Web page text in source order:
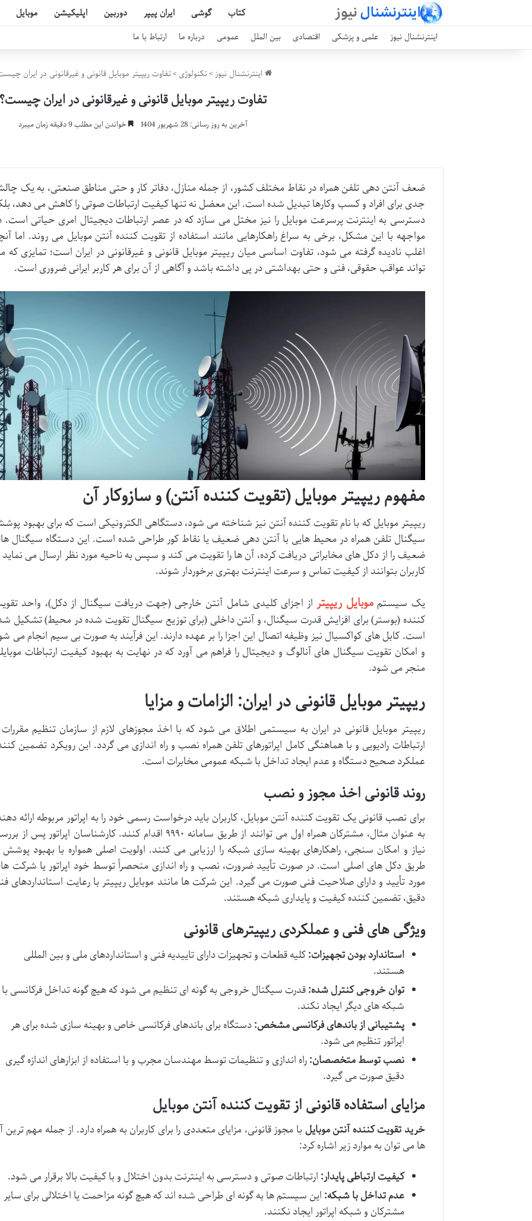
کتاب گوشی ایران پیپر دوربین اپلیکیشن موبایل
اینترنشنال نیوز علمی و پزشکی اقتصادی بین الملل عمومی درباره ما ارتباط با ما
اینترنشنال نیوز>تکنولوژی>تفاوت ریپیتر موبایل قانونی و غیرقانونی در ایران
تفاوت ریپیتر موبایل قانونی و غیرقانونی در ایران
آخرین به روز رسانی: 28 شهریور 1404 خواندن این مطلب 9 دقیقه زمان میبرد
ضعف آنتن دهی تلفن همراه در نقاط مختلف کشور، از جمله منازل، دفاتر کار و حتی مناطق صنعتی، به یک
جدی برای افراد و کسب وکارها تبدیل شده است. این معضل نه تنها کیفیت ارتباطات صوتی را کاهش می دهد،
دسترسی به اینترنت پرسرعت موبایل را نیز مختل می سازد که در عصر ارتباطات دیجیتال امری حیاتی است.
مواجهه با این مشکل، برخی به سراغ راهکارهایی مانند استفاده از تقویت کننده آنتن موبایل می روند. اما
اغلب نادیده گرفته می شود، تفاوت اساسی میان ریپیتر موبایل قانونی و غیرقانونی در ایران است؛ تمایزی که
تواند عواقب حقوقی، فنی و حتی بهداشتی در پی داشته باشد و آگاهی از آن برای هر کاربر ایرانی ضروری است.
مفهوم ریپیتر موبایل (تقویت کننده آنتن) و سازوکار آن
ریپیتر موبایل که با نام تقویت کننده آنتن نیز شناخته می شود، دستگاهی الکترونیکی است که برای بهبود
سیگنال تلفن همراه در محیط هایی با آنتن دهی ضعیف یا نقاط کور طراحی شده است. این دستگاه سیگنال
ضعیف را از دکل های مخابراتی دریافت کرده، آن ها را تقویت می کند و سپس به ناحیه مورد نظر ارسال می نماید
کاربران بتوانند از کیفیت تماس و سرعت اینترنت بهتری برخوردار شوند.
یک سیستم موبایل ریپیتر از اجزای کلیدی شامل آنتن خارجی (جهت دریافت سیگنال از دکل)، واحد
کننده (بوستر) برای افزایش قدرت سیگنال، و آنتن داخلی (برای توزیع سیگنال تقویت شده در محیط) تشکیل
است. کابل های کواکسیال نیز وظیفه اتصال این اجزا را بر عهده دارند. این فرآیند به صورت بی سیم انجام می
و امکان تقویت سیگنال های آنالوگ و دیجیتال را فراهم می آورد که در نهایت به بهبود کیفیت ارتباطات
منجر می شود.
ریپیتر موبایل قانونی در ایران: الزامات و مزایا
ریپیتر موبایل قانونی در ایران به سیستمی اطلاق می شود که با اخذ مجوزهای لازم از سازمان تنظیم
ارتباطات رادیویی و با هماهنگی کامل اپراتورهای تلفن همراه نصب و راه اندازی می گردد. این رویکرد تضمین
عملکرد صحیح دستگاه و عدم ایجاد تداخل با شبکه عمومی مخابرات است.
روند قانونی اخذ مجوز و نصب
برای نصب قانونی یک تقویت کننده آنتن موبایل، کاربران باید درخواست رسمی خود را به اپراتور مربوطه ارائه
به عنوان مثال، مشترکان همراه اول می توانند از طریق سامانه ۹۹۹۰ اقدام کنند. کارشناسان اپراتور پس از
نیاز و امکان سنجی، راهکارهای بهینه سازی شبکه را ارزیابی می کنند. اولویت اصلی همواره با بهبود پوشش
طریق دکل های اصلی است. در صورت تأیید ضرورت، نصب و راه اندازی منحصراً توسط خود اپراتور یا شرکت
مورد تأیید و دارای صلاحیت فنی صورت می گیرد. این شرکت ها مانند موبایل ریپیتر با رعایت استانداردهای
دقیق، تضمین کننده کیفیت و پایداری شبکه هستند.
ویژگی های فنی و عملکردی ریپیترهای قانونی
استاندارد بودن تجهیزات:کلیه قطعات و تجهیزات دارای تاییدیه فنی و استانداردهای ملی و بین المللی
هستند.
توان خروجی کنترل شده:قدرت سیگنال خروجی به گونه ای تنظیم می شود که هیچ گونه تداخل فرکانسی با
شبکه های دیگر ایجاد نکند.
پشتیبانی از باندهای فرکانسی مشخص:دستگاه برای باندهای فرکانسی خاص و بهینه سازی شده برای هر
اپراتور تنظیم می شود.
نصب توسط متخصصان:راه اندازی و تنظیمات توسط مهندسان مجرب و با استفاده از ابزارهای اندازه گیری
دقیق صورت می گیرد.
مزایای استفاده قانونی از تقویت کننده آنتن موبایل
خرید تقویت کننده آنتن موبایل با مجوز قانونی، مزایای متعددی را برای کاربران به همراه دارد. از جمله مهم ترین
ها می توان به موارد زیر اشاره کرد:
کیفیت ارتباطی پایدار: ارتباطات صوتی و دسترسی به اینترنت بدون اختلال و با کیفیت بالا برقرار می شود.
عدم تداخل با شبکه: این سیستم ها به گونه ای طراحی شده اند که هیچ گونه مزاحمت یا اختلالی برای سایر
مشترکان و شبکه اپراتور ایجاد نکنند.